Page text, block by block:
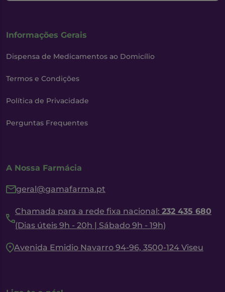
Informações Gerais
Dispensa de Medicamentos ao Domicílio
Termos e Condições
Política de Privacidade
Perguntas Frequentes
A Nossa Farmácia
geral@gamafarma.pt
Chamada para a rede fixa nacional: 232 435 680
(Dias úteis 9h - 20h | Sábado 9h - 19h)
Avenida Emidio Navarro 94-96, 3500-124 Viseu